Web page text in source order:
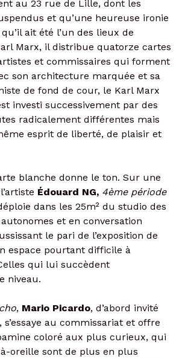
au 23 rue de Lille, dont les
et qu’une heureuse ironie
ait été l’un des lieux de
Marx, il distribue quatorze cartes
et commissaires qui forment
son architecture marquée et sa
de fond de cour, le Karl Marx
investi successivement par des
radicalement différentes mais
esprit de liberté, de plaisir et
blanche donne le ton. Sur une
Édouard NG, 4ème période
dans les 25m² du studio des
et en conversation
le pari de l’exposition de
espace pourtant difficile à
qui lui succèdent
niveau.
, Mario Picardo, d’abord invité
au commissariat et offre
coloré aux plus curieux, qui
oreille sont de plus en plus